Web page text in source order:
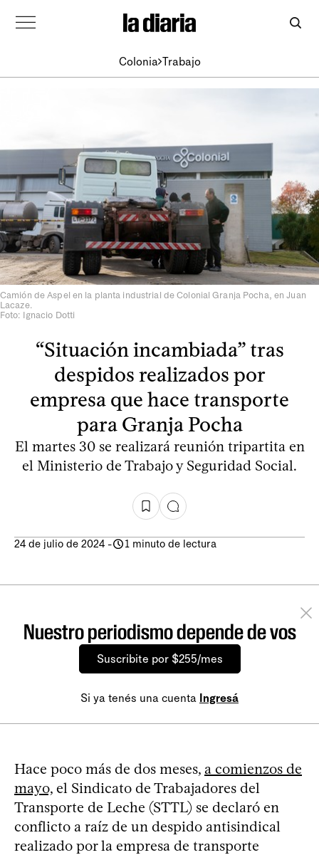
Colonia Trabajo
Camión de Aspel en la planta industrial de Colonial Granja Pocha, en Juan
Lacaze.
Foto: Ignacio Dotti
“Situación incambiada” tras
despidos realizados por
empresa que hace transporte
para Granja Pocha
El martes 30 se realizará reunión tripartita en
el Ministerio de Trabajo y Seguridad Social.
24 de julio de 2024 - 1 minuto de lectura
Nuestro periodismo depende de vos
Suscribite por $255/mes
Si ya tenés una cuenta Ingresá
Hace poco más de dos meses, a comienzos de
mayo, el Sindicato de Trabajadores del
Transporte de Leche (STTL) se declaró en
conflicto a raíz de un despido antisindical
realizado por la empresa de transporte